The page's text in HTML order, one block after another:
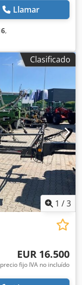
Llamar
,
Clasificado
1 /3
EUR 16.500
precio fijo IVA no incluído